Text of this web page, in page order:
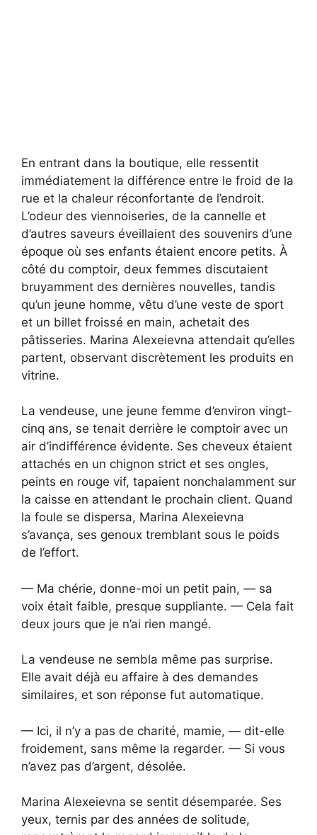
En entrant dans la boutique, elle ressentit
immédiatement la différence entre le froid de la
rue et la chaleur réconfortante de l’endroit.
L’odeur des viennoiseries, de la cannelle et
d’autres saveurs éveillaient des souvenirs d’une
époque où ses enfants étaient encore petits. À
côté du comptoir, deux femmes discutaient
bruyamment des dernières nouvelles, tandis
qu’un jeune homme, vêtu d’une veste de sport
et un billet froissé en main, achetait des
pâtisseries. Marina Alexeievna attendait qu’elles
partent, observant discrètement les produits en
vitrine.
La vendeuse, une jeune femme d’environ vingt-
cinq ans, se tenait derrière le comptoir avec un
air d’indifférence évidente. Ses cheveux étaient
attachés en un chignon strict et ses ongles,
peints en rouge vif, tapaient nonchalamment sur
la caisse en attendant le prochain client. Quand
la foule se dispersa, Marina Alexeievna
s’avança, ses genoux tremblant sous le poids
de l’effort.
— Ma chérie, donne-moi un petit pain, — sa
voix était faible, presque suppliante. — Cela fait
deux jours que je n’ai rien mangé.
La vendeuse ne sembla même pas surprise.
Elle avait déjà eu affaire à des demandes
similaires, et son réponse fut automatique.
— Ici, il n’y a pas de charité, mamie, — dit-elle
froidement, sans même la regarder. — Si vous
n’avez pas d’argent, désolée.
Marina Alexeievna se sentit désemparée. Ses
yeux, ternis par des années de solitude,